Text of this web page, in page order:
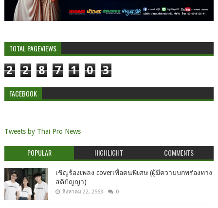
TOTAL PAGEVIEWS
2 2 8 7 1 0 3
FACEBOOK
Tweets by Thai Pro News
POPULAR HIGHLIGHT COMMENTS
เชิญร้องเพลง coverเพื่อคนพิเศษ (ผู้มีความบกพร่องทาง
สติปัญญา)
สิงหาคม 22, 2563 0